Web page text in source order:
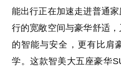
能出行正在加速走进普通
行的宽敞空间与豪华舒适
的智能与安全，更有比肩
学。这款智美大五座豪华